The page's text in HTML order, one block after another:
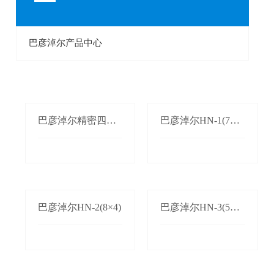
巴彦淖尔产品中心
巴彦淖尔精密四柱
巴彦淖尔HN-1(7×3.
巴彦淖尔HN-2(8×4)
巴彦淖尔HN-3(5×2.